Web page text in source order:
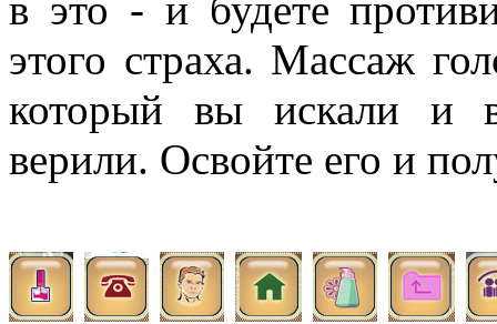
этого страха. Массаж
который вы искали и в
верили. Освойте его и